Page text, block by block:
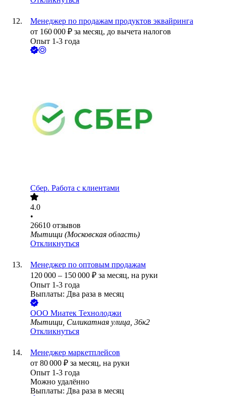
Менеджер по продажам продуктов эквайринга
от 160 000 ₽ за месяц, до вычета налогов
Опыт 1-3 года
Сбер. Работа с клиентами
4.0
•
26610 отзывов
Мытищи (Московская область)
Откликнуться
Менеджер по оптовым продажам
120 000 – 150 000 ₽ за месяц, на руки
Опыт 1-3 года
Выплаты: Два раза в месяц
ООО Миатек Технолоджи
Мытищи, Силикатная улица, 36к2
Откликнуться
Менеджер маркетплейсов
от 80 000 ₽ за месяц, на руки
Опыт 1-3 года
Можно удалённо
Выплаты: Два раза в месяц